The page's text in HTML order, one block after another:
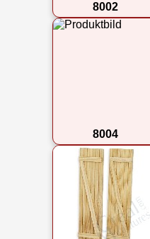
8002
8004